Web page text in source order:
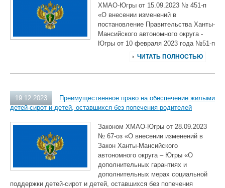
ХМАО-Югры от 15.09.2023 № 451-п
«О внесении изменений в
постановление Правительства Ханты-
Мансийского автономного округа -
Югры от 10 февраля 2023 года №51-п
ЧИТАТЬ ПОЛНОСТЬЮ
19.12.2023
Преимущественное право на обеспечение жилыми
детей-сирот и детей, оставшихся без попечения родителей
Законом ХМАО-Югры от 28.09.2023
№ 67-оз «О внесении изменений в
Закон Ханты-Мансийского
автономного округа – Югры «О
дополнительных гарантиях и
дополнительных мерах социальной
поддержки детей-сирот и детей, оставшихся без попечения